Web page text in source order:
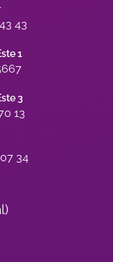
43
1
3
13
34